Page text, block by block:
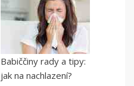
Babiččiny rady a tipy:
jak na nachlazení?